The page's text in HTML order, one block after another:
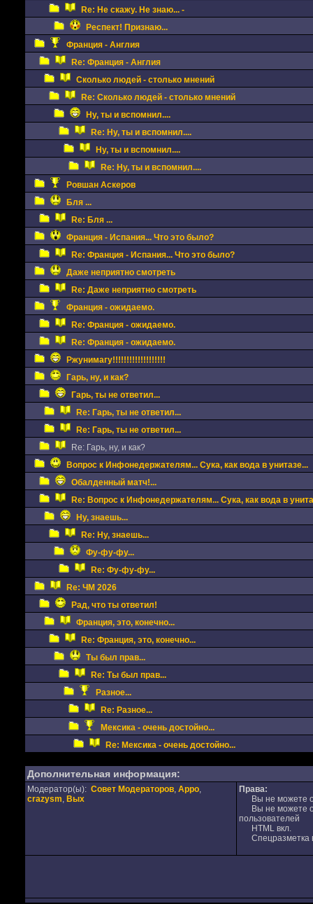
Re: Не скажу. Не знаю... -
Респект! Признаю...
Франция - Англия
Re: Франция - Англия
Сколько людей - столько мнений
Re: Сколько людей - столько мнений
Ну, ты и вспомнил....
Re: Ну, ты и вспомнил....
Ну, ты и вспомнил....
Re: Ну, ты и вспомнил....
Ровшан Аскеров
Бля ...
Re: Бля ...
Франция - Испания... Что это было?
Re: Франция - Испания... Что это было?
Даже неприятно смотреть
Re: Даже неприятно смотреть
Франция - ожидаемо.
Re: Франция - ожидаемо.
Re: Франция - ожидаемо.
Ржунимагу!!!!!!!!!!!!!!!!!!!
Гарь, ну, и как?
Гарь, ты не ответил...
Re: Гарь, ты не ответил...
Re: Гарь, ты не ответил...
Re: Гарь, ну, и как?
Вопрос к Инфонедержателям... Сука, как вода в унитазе...
Обалденный матч!...
Re: Вопрос к Инфонедержателям... Сука, как вода в
Ну, знаешь...
Re: Ну, знаешь...
Фу-фу-фу...
Re: Фу-фу-фу...
Re: ЧМ 2026
Рад, что ты ответил!
Франция, это, конечно...
Re: Франция, это, конечно...
Ты был прав...
Re: Ты был прав...
Разное...
Re: Разное...
Мексика - очень достойно...
Re: Мексика - очень достойно...
Дополнительная информация:
Модератор(ы): Совет Модераторов, Appo,
crazysm, Вых
Права:
Вы не можете
Вы не можете
пользователей
HTML вкл.
Спецразметка